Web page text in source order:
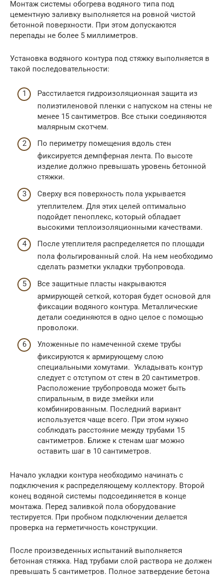
Монтаж системы обогрева водяного типа под
цементную заливку выполняется на ровной чистой
бетонной поверхности. При этом допускаются
перепады не более 5 миллиметров.
Установка водяного контура под стяжку выполняется в
такой последовательности:
Расстилается гидроизоляционная защита из
полиэтиленовой пленки с напуском на стены не
менее 15 сантиметров. Все стыки соединяются
малярным скотчем.
По периметру помещения вдоль стен
фиксируется демпферная лента. По высоте
изделие должно превышать уровень бетонной
стяжки.
Сверху вся поверхность пола укрывается
утеплителем. Для этих целей оптимально
подойдет пеноплекс, который обладает
высокими теплоизоляционными качествами.
После утеплителя распределяется по площади
пола фольгированный слой. На нем необходимо
сделать разметки укладки трубопровода.
Все защитные пласты накрываются
армирующей сеткой, которая будет основой для
фиксации водяного контура. Металлические
детали соединяются в одно целое с помощью
проволоки.
Уложенные по намеченной схеме трубы
фиксируются к армирующему слою
специальными хомутами. Укладывать контур
следует с отступом от стен в 20 сантиметров.
Расположение трубопровода может быть
спиральным, в виде змейки или
комбинированным. Последний вариант
используется чаще всего. При этом нужно
соблюдать расстояние между трубами 15
сантиметров. Ближе к стенам шаг можно
оставить шаг в 10 сантиметров.
Начало укладки контура необходимо начинать с
подключения к распределяющему коллектору. Второй
конец водяной системы подсоединяется в конце
монтажа. Перед заливкой пола оборудование
тестируется. При пробном подключении делается
проверка на герметичность конструкции.
После произведенных испытаний выполняется
бетонная стяжка. Над трубами слой раствора не должен
превышать 5 сантиметров. Полное затвердение бетона